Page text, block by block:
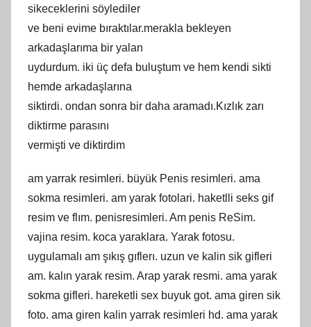
sikeceklerini söylediler
ve beni evime bıraktılar.merakla bekleyen
arkadaşlarıma bir yalan
uydurdum. iki üç defa buluştum ve hem kendi sikti
hemde arkadaşlarına
siktirdi. ondan sonra bir daha aramadı.Kızlık zarı
diktirme parasını
vermişti ve diktirdim
am yarrak resimleri. büyük Penis resimleri. ama
sokma resimleri. am yarak fotolari. haketlli seks gif
resim ve flım. penisresimleri. Am penis ReSim.
vajina resim. koca yaraklara. Yarak fotosu.
uygulamalı am şıkış gıflerı. uzun ve kalin sik gifleri
am. kalın yarak resim. Arap yarak resmi. ama yarak
sokma gifleri. hareketli sex buyuk got. ama giren sik
foto. ama giren kalin yarrak resimleri hd. ama yarak